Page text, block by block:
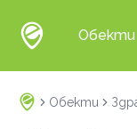
Обекти
Обекти